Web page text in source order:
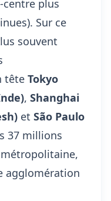
centre plus
Sur ce
souvent
tête Tokyo
, Shanghai
et São Paulo
37 millions
agglomération